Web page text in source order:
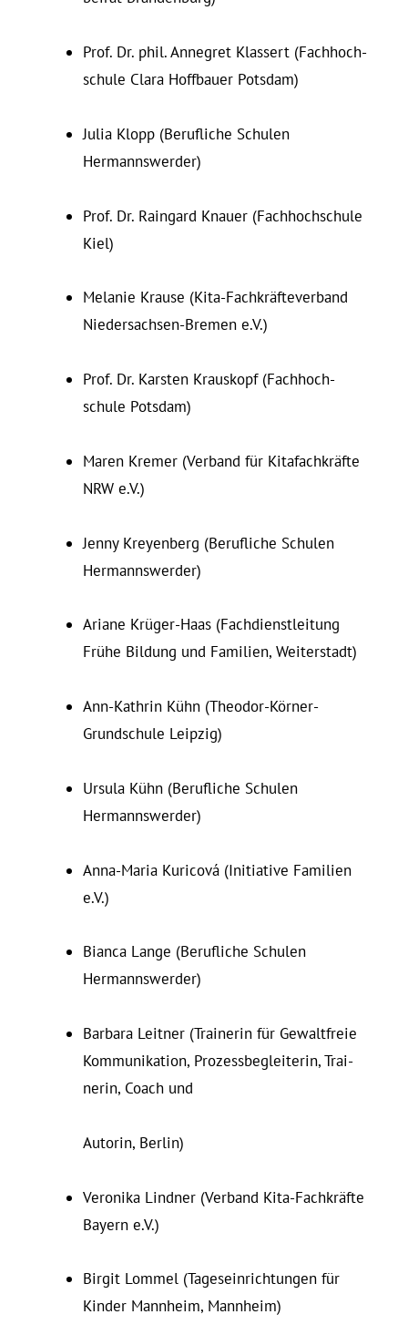
Prof. Dr. phil. An­negret Klassert (Fach­hoch­
schule Clara Hoff­bauer Potsdam)
Julia Klopp (Be­ruf­liche Schulen
Hermannswerder)
Prof. Dr. Raingard Knauer (Fach­hoch­schule
Kiel)
Me­lanie Krause (Kita-Fachkräfteverband
Nie­der­sachsen-Bremen e.V.)
Prof. Dr. Karsten Krauskopf (Fach­hoch­
schule Potsdam)
Maren Kremer (Verband für Kitafachkräfte
NRW e.V.)
Jenny Krey­enberg (Be­ruf­liche Schulen
Hermannswerder)
Ariane Krüger-Haas (Fach­dienst­leitung
Frühe Bildung und Fa­milien, Weiterstadt)
Ann-Kathrin Kühn (Theodor-Körner-
Grundschule Leipzig)
Ursula Kühn (Be­ruf­liche Schulen
Hermannswerder)
Anna-Maria Ku­ricová (In­itiative Fa­milien
e.V.)
Bianca Lange (Be­ruf­liche Schulen
Hermannswerder)
Barbara Leitner (Trai­nerin für Ge­walt­freie
Kom­mu­ni­kation, Pro­zess­be­glei­terin, Trai­
nerin, Coach und
Au­torin, Berlin)
Ve­ronika Lindner (Verband Kita-Fachkräfte
Bayern e.V.)
Birgit Lommel (Ta­ges­ein­rich­tungen für
Kinder Mannheim, Mannheim)